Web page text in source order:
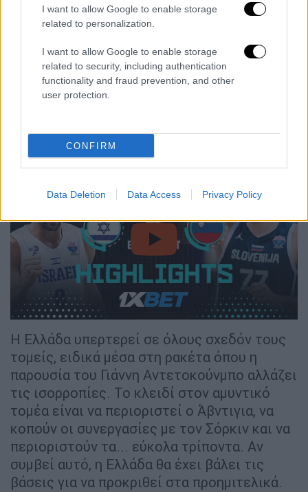
I want to allow Google to enable storage
related to personalization.
I want to allow Google to enable storage
related to security, including authentication
functionality and fraud prevention, and other
user protection.
CONFIRM
Data Deletion Data Access Privacy Policy
υψηλών απαιτήσεων με ένταση, τρεξίματα
και πολλή κόπωση, γίνεται εμφανές. Είναι
μια αδυναμία πάνω στην οποία μπορεί να
επενδύση η Εθνική μας. Συνολικά, πρόκειται
για μια ομάδα που στηρίζεται σε τρεις-
τέσσερις παίκτες, παίζει γρήγορα, επιδιώκει
στα «κλειστά» παιχνίδια δυσκολεύεται.
video
Η Ελλάδα υπερτερεί σε όλους σχεδόν τους
τομείς, ειδικά μέσα στη ρακέτα όπου η
παρουσία του Γιάννη Αντετοκούνμπο αλλάζει
τις ισορροπίες. Το κλειδί στον αμυντικό
τομέα είναι να περιοριστεί ο Άβντιγια, να
κοπούν οι συνεργασίες με τον Σόρκιν και να
περιοριστούν τα... εύκολα τρίποντα. Αν
συμβεί αυτό, η Ελλάδα θα έχει βάλει τις
βάσεις για να προκριθεί στα προημιτελικά.